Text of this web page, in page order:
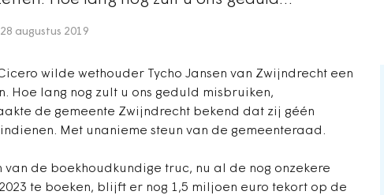
28 augustus 2019
wilde wethouder Tycho Jansen van Zwijndrecht een
Hoe lang nog zult u ons geduld misbruiken,
de gemeente Zwijndrecht bekend dat zij géén
Met unanieme steun van de gemeenteraad.
van de boekhoudkundige truc, nu al de nog onzekere
te boeken, blijft er nog 1,5 miljoen euro tekort op de